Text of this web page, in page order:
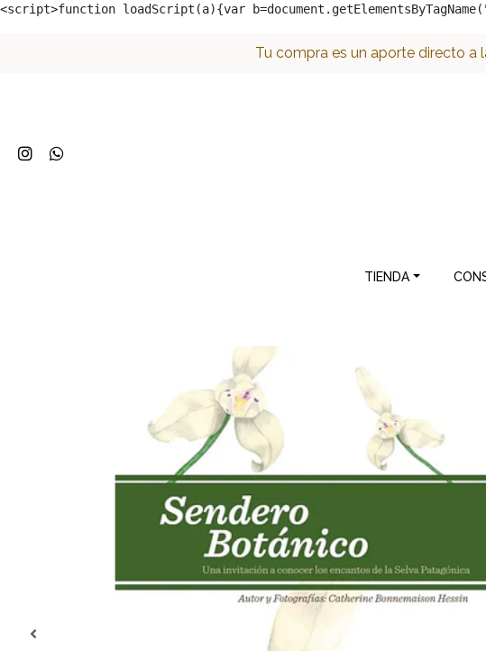
<script>function loadScript(a){var
Tu compra es un aporte directo a
TIENDA